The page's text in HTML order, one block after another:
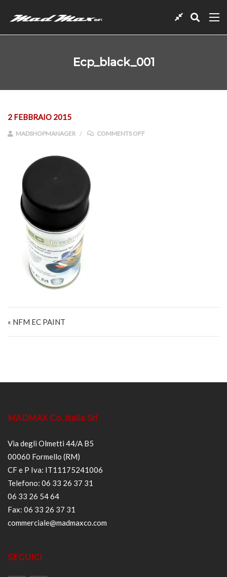
Ecp_black_001
2 FEBBRAIO 2015
MADSHOPMANAGER COMMENTS OFFON ECP_BLACK_001
« NFM EC PAINT
MADMAX Co. Italia Srl
Via degli Olmetti 44/A B5
00060 Formello (RM)
CF e P Iva: IT11175241006
Telefono: 06 33 26 37 31
06 33 26 54 64
Fax: 06 33 26 37 31
commerciale@madmaxco.com
SEGUICI